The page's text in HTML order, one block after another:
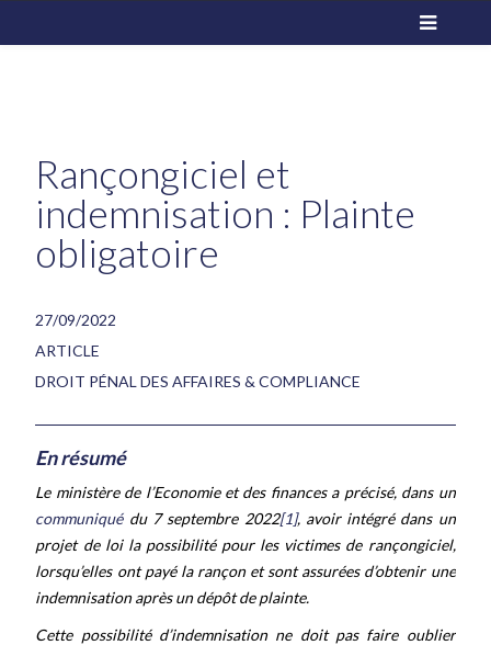
Rançongiciel et
indemnisation : Plainte
obligatoire
27/09/2022
ARTICLE
DROIT PÉNAL DES AFFAIRES & COMPLIANCE
En résumé
Le ministère de l’Economie et des finances a précisé, dans un
communiquédu 7 septembre 2022[1], avoir intégré dans un
projet de loi la possibilité pour les victimes de rançongiciel,
lorsqu’elles ont payé la rançon et sont assurées d’obtenir une
indemnisation après un dépôt de plainte.
Cette possibilité d’indemnisation ne doit pas faire oublier